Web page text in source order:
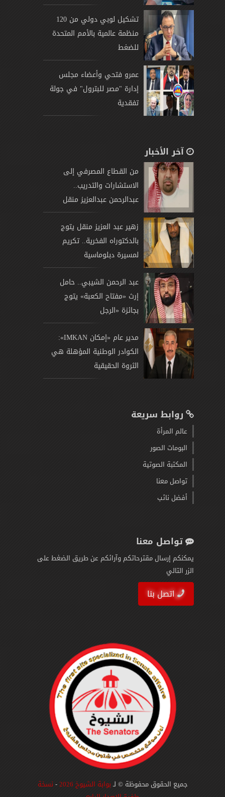
تشكيل لوبي دولي من 120
منظمة عالمية بالأمم المتحدة
للضغط
عمرو فتحي وأعضاء مجلس
إدارة "مصر للبترول" في جولة
تفقدية
آخر الأخبار
من القطاع المصرفي إلى
الاستشارات والتدريب..
عبدالرحمن عبدالعزيز منقل
زهير عبد العزيز منقل يتوج
بالدكتوراه الفخرية.. تكريم
لمسيرة دبلوماسية
عبد الرحمن الشيبي.. حامل
إرث «مفتاح الكعبة» يتوج
بجائزة «الرجل
مدير عام «إمكان IMKAN»:
الكوادر الوطنية المؤهلة هي
الثروة الحقيقية
روابط سريعة
عالم المرأة
البومات الصور
المكتبة الصوتية
تواصل معنا
أفضل نائب
تواصل معنا
يمكنكم إرسال مقترحاتكم وآرائكم عن طريق الضغط على
الزر التالي
اتصل بنا
جميع الحقوق محفوظة © لـبوابة الشيوخ 2026 - نسخة